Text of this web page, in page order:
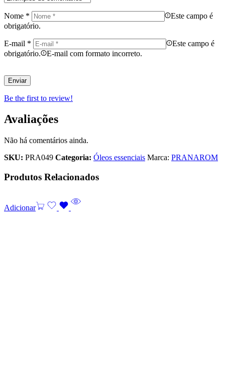
Nome *
Este campo é
obrigatório.
E-mail *
Este campo é
obrigatório.
E-mail com formato incorreto.
Be the first to review!
Avaliações
Não há comentários ainda.
SKU: PRA049 Categoria: Óleos essenciais Marca: PRANAROM
Produtos Relacionados
Adicionar